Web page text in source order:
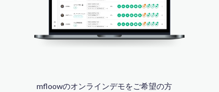
mfloowのオンラインデモをご希望の方